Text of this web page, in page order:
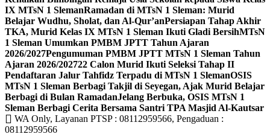
IX MTsN 1 SlemanRamadan di MTsN 1 Sleman: Murid
Belajar Wudhu, Sholat, dan Al-Qur’anPersiapan Tahap Akhir
TKA, Murid Kelas IX MTsN 1 Sleman Ikuti Gladi BersihMTsN
1 Sleman Umumkan PMBM JPTT Tahun Ajaran
2026/2027Pengumuman PMBM JPTT MTsN 1 Sleman Tahun
Ajaran 2026/202722 Calon Murid Ikuti Seleksi Tahap II
Pendaftaran Jalur Tahfidz Terpadu di MTsN 1 SlemanOSIS
MTsN 1 Sleman Berbagi Takjil di Seyegan, Ajak Murid Belajar
Berbagi di Bulan RamadanJelang Berbuka, OSIS MTsN 1
Sleman Berbagi Cerita Bersama Santri TPA Masjid Al-Kautsar
WA Only, Layanan PTSP : 08112959566, Pengaduan :
08112959566